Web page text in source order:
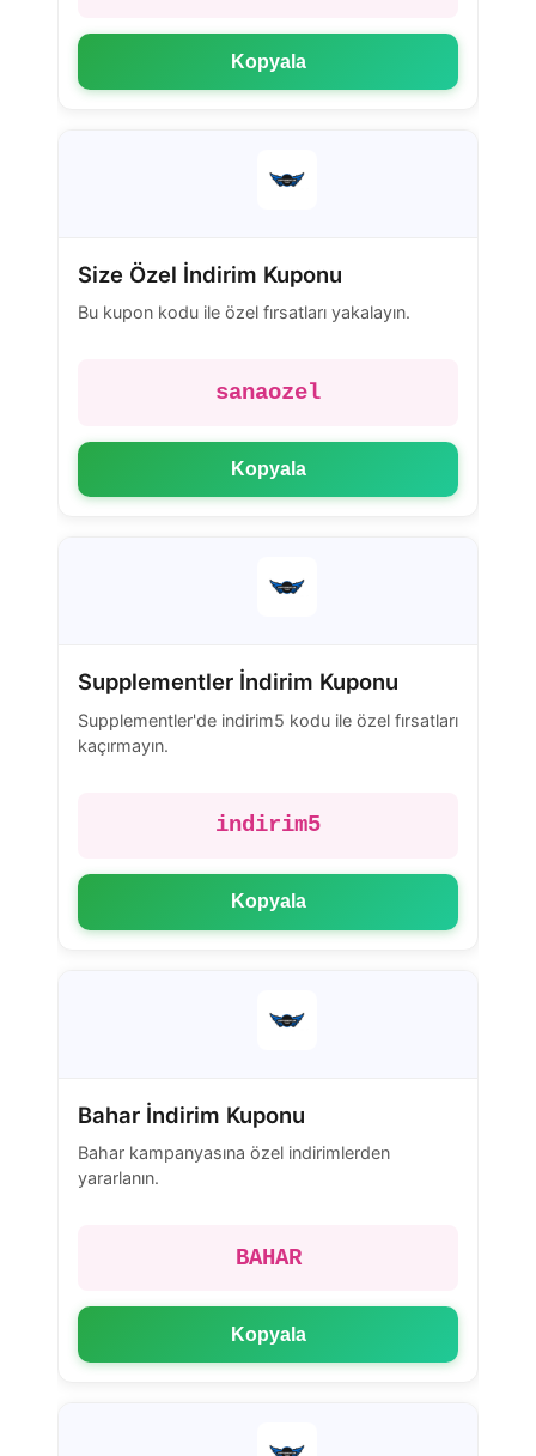
Kopyala
Size Özel İndirim Kuponu
Bu kupon kodu ile özel fırsatları yakalayın.
sanaozel
Kopyala
Supplementler İndirim Kuponu
Supplementler'de indirim5 kodu ile özel fırsatları
kaçırmayın.
indirim5
Kopyala
Bahar İndirim Kuponu
Bahar kampanyasına özel indirimlerden
yararlanın.
BAHAR
Kopyala